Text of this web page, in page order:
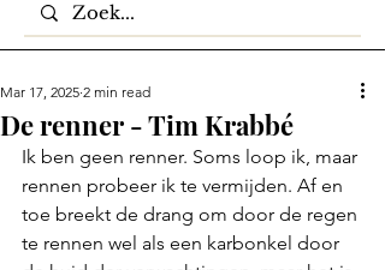
De renner - Tim Krabbé
Mar 17, 2025 2 min read
Ik ben geen renner. Soms loop ik, maar
rennen probeer ik te vermijden. Af en
toe breekt de drang om door de regen
te rennen wel als een karbonkel door